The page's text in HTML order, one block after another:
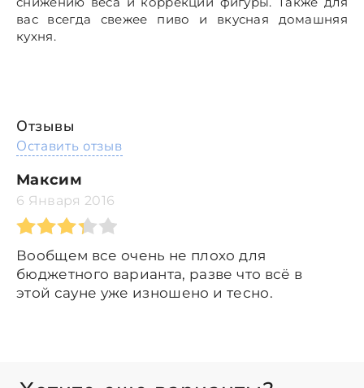
вас всегда свежее пиво и вкусная домашняя
кухня.
Отзывы
Оставить отзыв
Максим
6 Января 2016
Вообщем все очень не плохо для
бюджетного варианта, разве что всё в
этой сауне уже изношено и тесно.